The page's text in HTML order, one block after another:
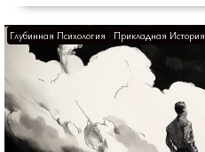
Глубинная Психология Прикладная История